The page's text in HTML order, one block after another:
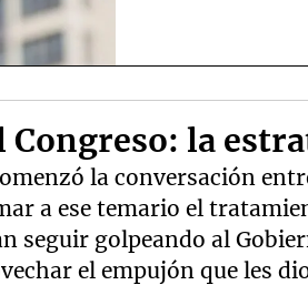
Congreso: la
la conversación
a ese temario el
seguir golpeando al
el empujón que les